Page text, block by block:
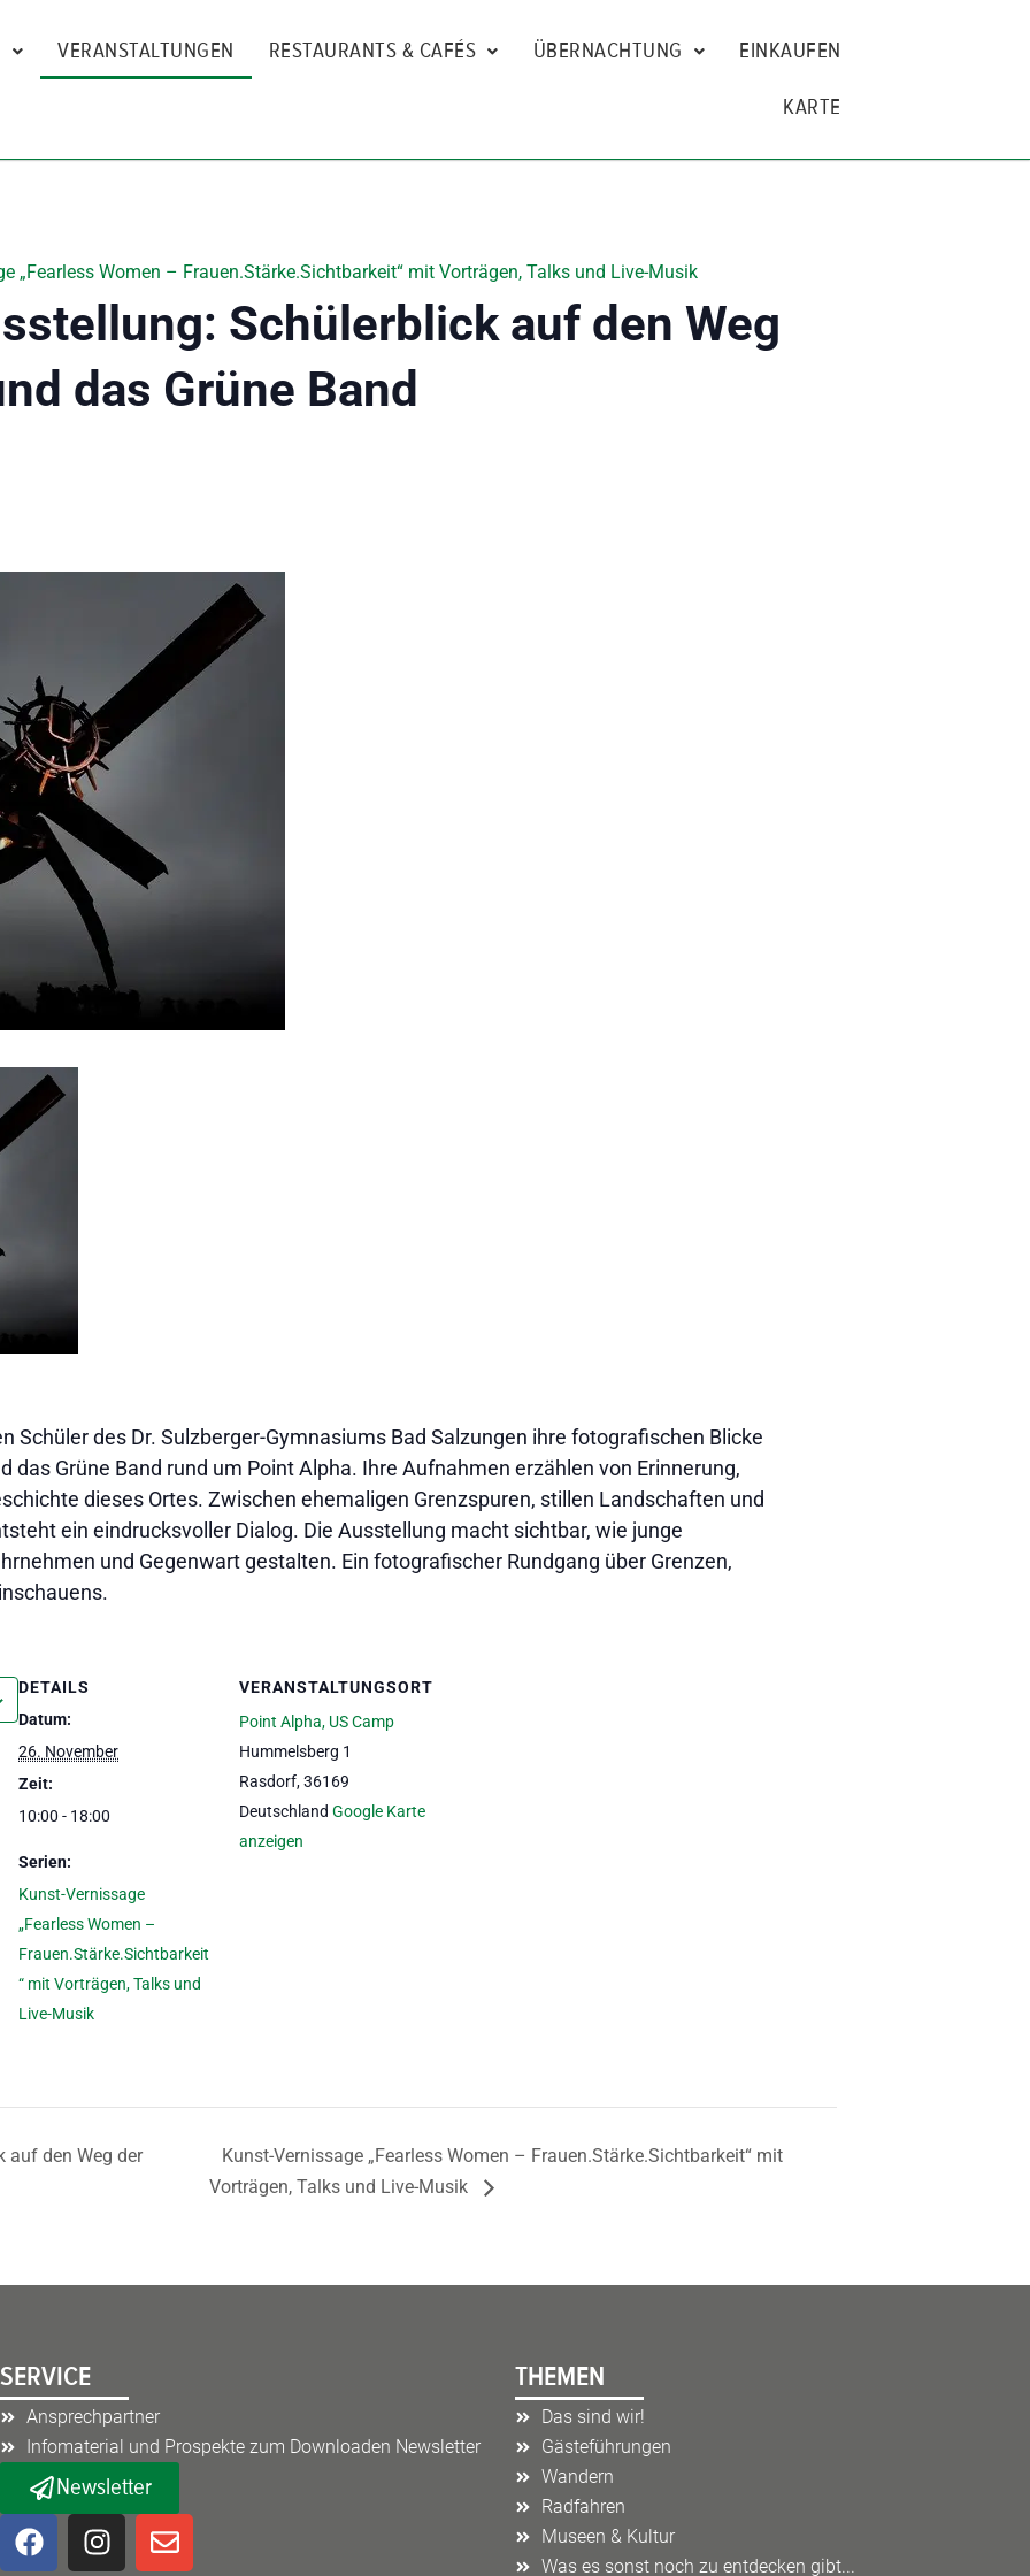
VERANSTALTUNGEN RESTAURANTS & CAFÉS ÜBERNACHTUNG EINKAUFEN
KARTE
„Fearless Women – Frauen.Stärke.Sichtbarkeit“ mit Vorträgen, Talks und Live-Musik
Schülerblick auf den Weg
das Grüne Band
Schüler des Dr. Sulzberger-Gymnasiums Bad Salzungen ihre fotografischen Blicke
das Grüne Band rund um Point Alpha. Ihre Aufnahmen erzählen von Erinnerung,
dieses Ortes. Zwischen ehemaligen Grenzspuren, stillen Landschaften und
ein eindrucksvoller Dialog. Die Ausstellung macht sichtbar, wie junge
und Gegenwart gestalten. Ein fotografischer Rundgang über Grenzen,
DETAILS
Datum:
26. November
Zeit:
10:00 - 18:00
Serien:
Kunst-Vernissage
„Fearless Women –
Frauen.Stärke.Sichtbarkeit
“ mit Vorträgen, Talks und
Live-Musik
VERANSTALTUNGSORT
Point Alpha, US Camp
Hummelsberg 1
Rasdorf,36169
Deutschland Google Karte
anzeigen
auf den Weg der
Kunst-Vernissage „Fearless Women – Frauen.Stärke.Sichtbarkeit“ mit
Vorträgen, Talks und Live-Musik
SERVICE
Ansprechpartner
Infomaterial und Prospekte zum Downloaden Newsletter
Newsletter
F
a
I
n
E
n
THEMEN
Das sind wir!
Gästeführungen
Wandern
Radfahren
Museen & Kultur
Was es sonst noch zu entdecken gibt...